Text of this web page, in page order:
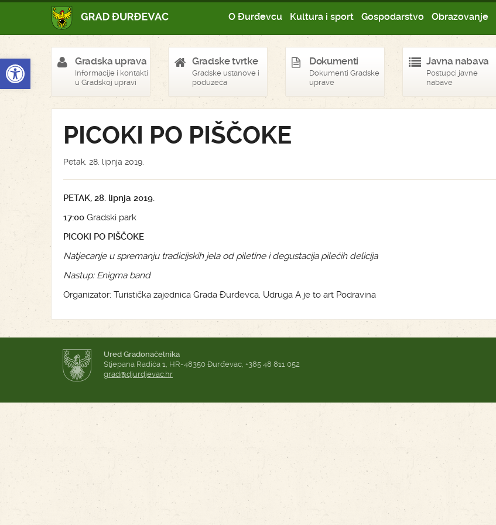
Open toolbar
O Đurđevcu Kultura i sport Gospodarstvo Obrazovanje
Gradska uprava
Informacije i kontakti
u Gradskoj upravi
Gradske tvrtke
Gradske ustanove i
poduzeća
Dokumenti
Dokumenti Gradske
uprave
Javna nabava
Postupci javne
nabave
PICOKI PO PIŠČOKE
Petak, 28. lipnja 2019.
PETAK, 28. lipnja 2019.
17:00 Gradski park
PICOKI PO PIŠČOKE
Natjecanje u spremanju tradicijskih jela od piletine i degustacija pilećih delicija
Nastup: Enigma band
Organizator: Turistička zajednica Grada Đurđevca, Udruga A je to art Podravina
Ured Gradonačelnika
Stjepana Radića 1, HR-48350 Đurđevac, +385 48 811 052
grad@djurdjevac.hr